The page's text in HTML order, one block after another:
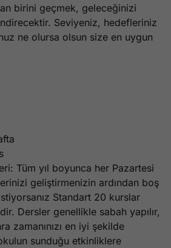
birini geçmek, geleceğinizi
Seviyeniz, hedefleriniz
ne olursa olsun size en uygun
Tüm yıl boyunca her Pazartesi
geliştirmenizin ardından boş
Standart 20 kurslar
Dersler genellikle sabah yapılır,
zamanınızı en iyi şekilde
sunduğu etkinliklere